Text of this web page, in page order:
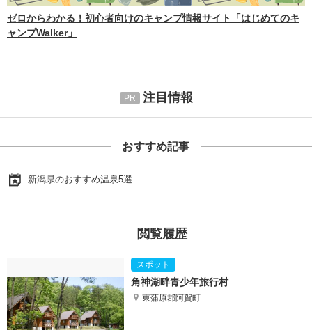
ゼロからわかる！初心者向けのキャンプ情報サイト「はじめてのキ
ャンプWalker」
注目情報
おすすめ記事
新潟県のおすすめ温泉5選
閲覧履歴
角神湖畔青少年旅行村
東蒲原郡阿賀町